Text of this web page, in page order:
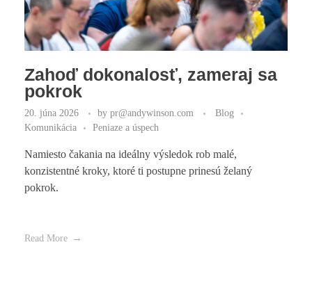
Zahoď dokonalosť, zameraj sa
pokrok
20. júna 2026 by pr@andywinson.com
Blog
Komunikácia
Peniaze a úspech
Namiesto čakania na ideálny výsledok rob malé,
konzistentné kroky, ktoré ti postupne prinesú želaný
pokrok.
Read More